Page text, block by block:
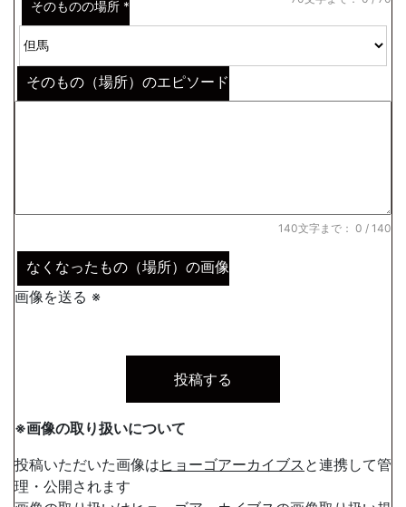
そのものの場所 *
そのもの（場所）のエピソード
140文字まで： 0 / 140
なくなったもの（場所）の画像
画像を送る ※
※画像の取り扱いについて
投稿いただいた画像は ヒョーゴアーカイブス と連携して管
理・公開されます